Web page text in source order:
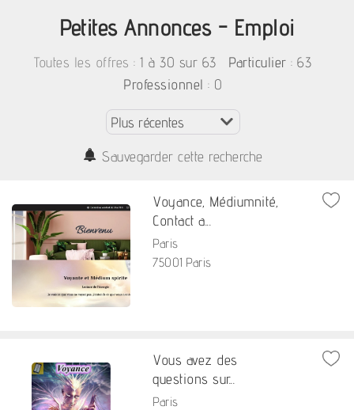
Petites Annonces - Emploi
Toutes les offres :1 à 30 sur 63 Particulier : 63
Professionnel : 0
Sauvegarder cette recherche
Voyance, Médiumnité,
Contact a...
Paris
75001 Paris
Vous avez des
questions sur...
Paris